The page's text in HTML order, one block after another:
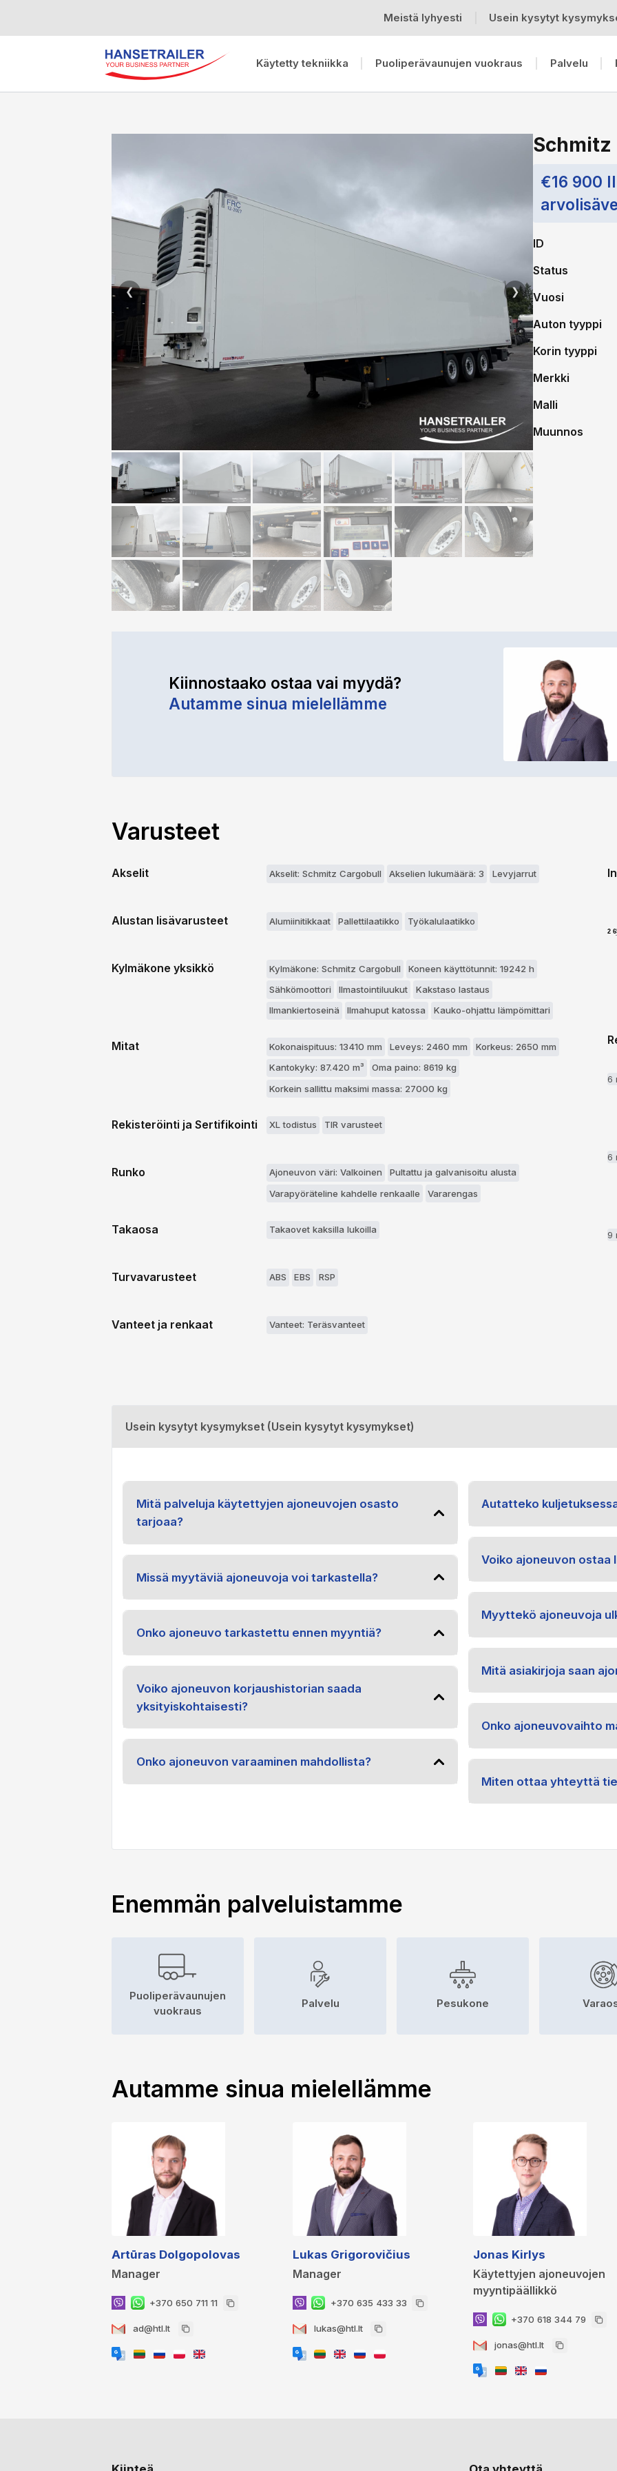
Meistä lyhyesti Usein kysytyt
Käytetty tekniikka Puoliperävaunujen vuokraus Palvelu
❮ ❯
Schmitz
€16 900
ID
Status
Vuosi
Auton tyyppi
Korin tyyppi
Merkki
Malli
Muunnos
Kiinnostaako ostaa vai myydä?
Autamme sinua mielellämme
Varusteet
Akselit Akselit: Schmitz Cargobull Akselien lukumäärä: 3 Levyjarrut
Alustan lisävarusteet Alumiinitikkaat Pallettilaatikko Työkalulaatikko
Kylmäkone yksikkö Kylmäkone: Schmitz Cargobull
Koneen käyttötunnit: 19242 h
Sähkömoottori
Ilmastointiluukut
Kakstaso lastaus
Ilmankiertoseinä
Ilmahuput katossa Kauko-ohjattu lämpömittari
Mitat Kokonaispituus: 13410 mm Leveys: 2460 mm
Korkeus: 2650 mm
Kantokyky: 87.420 m³
Oma paino: 8619 kg
Korkein sallittu maksimi massa: 27000 kg
Rekisteröinti ja Sertifikointi XL todistus TIR varusteet
Runko Ajoneuvon väri: Valkoinen
Pultattu ja galvanisoitu alusta
Varapyöräteline kahdelle renkaalle
Vararengas
Takaosa Takaovet kaksilla lukoilla
Turvavarusteet ABS EBS RSP
Vanteet ja renkaat Vanteet: Teräsvanteet
2
6
6
9
Usein kysytyt kysymykset (Usein kysytyt kysymykset)
Mitä palveluja käytettyjen ajoneuvojen osasto
tarjoaa?
Missä myytäviä ajoneuvoja voi tarkastella?
Onko ajoneuvo tarkastettu ennen myyntiä?
Voiko ajoneuvon korjaushistorian saada
yksityiskohtaisesti?
Onko ajoneuvon varaaminen mahdollista?
Autatteko
Voiko ajoneuvon ostaa
Myyttekö ajoneuvoja
Mitä asiakirjoja saan
Onko ajoneuvovaihto
Miten ottaa yhteyttä
Enemmän palveluistamme
Puoliperävaunujen
vuokraus
Palvelu Pesukone
Autamme sinua mielellämme
Artūras Dolgopolovas
Manager
+370 650 711 11
ad@htl.lt
Lukas Grigorovičius
Manager
+370 635 433 33
lukas@htl.lt
Jonas Kirlys
Käytettyjen ajoneuvojen
myyntipäällikkö
+370 618 344 79
jonas@htl.lt